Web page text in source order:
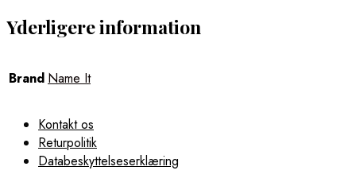
Yderligere information
Brand Name It
Kontakt os
Returpolitik
Databeskyttelseserklæring